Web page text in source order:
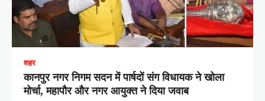
शहर
कानपुर नगर निगम सदन में पार्षदों संग विधायक ने खोला
मोर्चा, महापौर और नगर आयुक्त ने दिया जवाब